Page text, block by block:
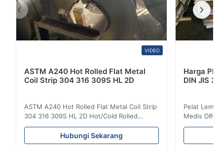
VIDEO
ASTM A240 Hot Rolled Flat Metal
Coil Strip 304 316 309S HL 2D
ASTM A240 Hot Rolled Flat Metal Coil Strip
304 316 309S HL 2D Hot/Cold Rolled
Stainless Steel Coil Strip 304 316 309S 310
310S 316L 321 ASTM A240 Spesifikasi
Produk Nama produk Koil / strip baja tahan
Hubungi Sekarang
Harga
DIN JIS
Pelat
Medis DIN
Gambaran
Gulung